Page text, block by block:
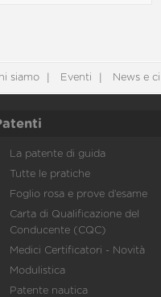
siamo Eventi News e
La patente di guida
Tutte le pratiche
Foglio rosa e prove d’esame
Carta di Qualificazione del
Conducente (CQC)
Medici Certificatori - Novità
Modulistica
Patente nautica